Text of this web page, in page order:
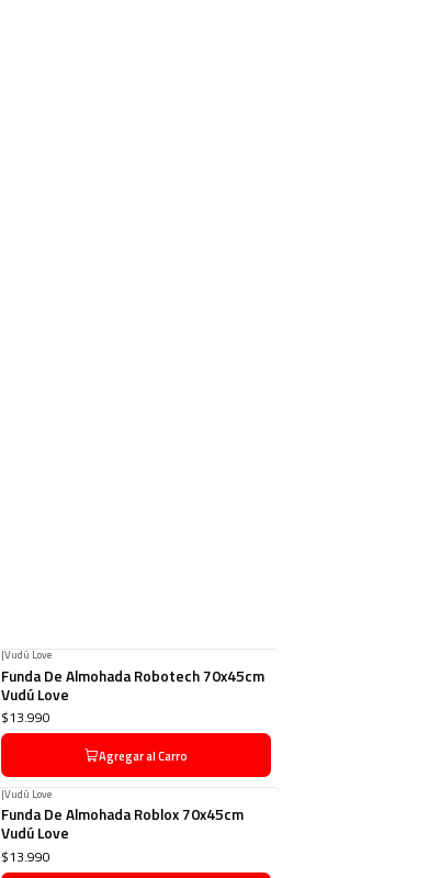
|Vudú Love
Funda De Almohada Robotech 70x45cm
Vudú Love
$13.990
Agregar al Carro
|Vudú Love
Funda De Almohada Roblox 70x45cm
Vudú Love
$13.990